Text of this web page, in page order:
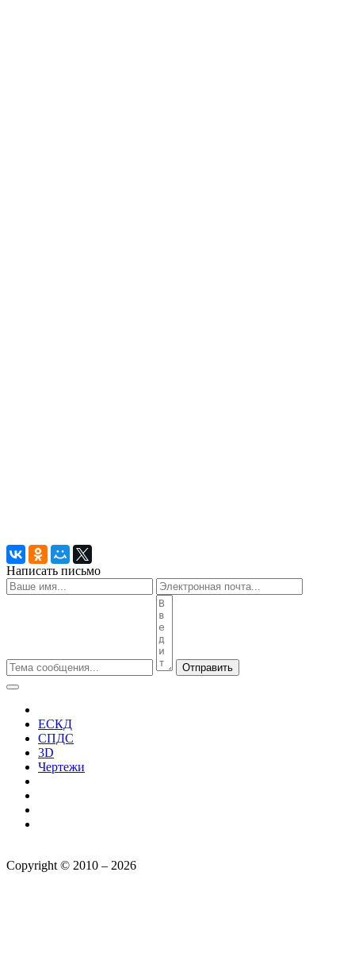
Написать письмо
Отправить
ЕСКД
СПДС
3D
Чертежи
Copyright © 2010 – 2026